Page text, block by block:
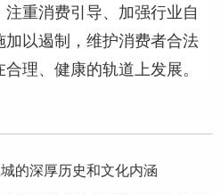
重消费引导、加强行业自
以遏制，维护消费者合法
理、健康的轨道上发展。
的深厚历史和文化内涵